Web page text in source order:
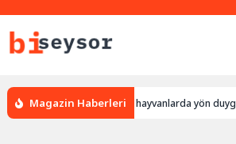
Magazin Haberleri
leylek yön bulması, hayvanlarda yön duygusu